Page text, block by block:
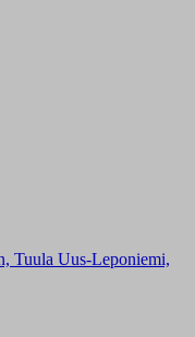
Tuula Uus-Leponiemi,